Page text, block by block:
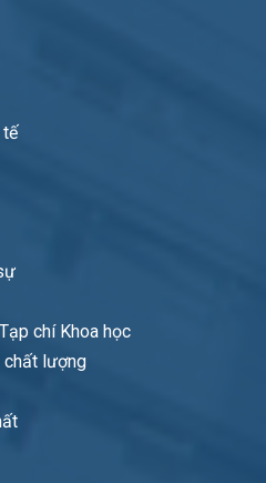
tế
chí Khoa học
chất lượng